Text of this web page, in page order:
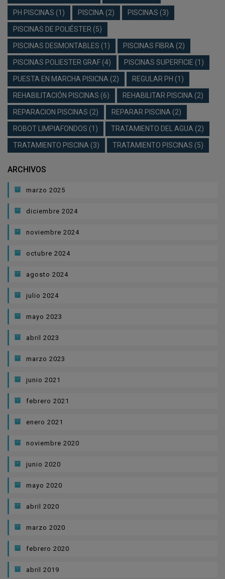
PH PISCINAS (1) PISCINA (2) PISCINAS (3)
PISCINAS DE POLIÉSTER (5)
PISCINAS DESMONTABLES (1) PISCINAS FIBRA (2)
PISCINAS POLIESTER GRAF (4) PISCINAS SUPERFICIE (1)
PUESTA EN MARCHA PISICNA (2) REGULAR PH (1)
REHABILITACIÓN PISCINAS (6) REHABILITAR PISCINA (2)
REPARACION PISCINAS (2) REPARAR PISCINA (2)
ROBOT LIMPIAFONDOS (1) TRATAMIENTO DEL AGUA (2)
TRATAMIENTO PISCINA (3) TRATAMIENTO PISCINAS (5)
ARCHIVOS
marzo 2025
diciembre 2024
noviembre 2024
octubre 2024
agosto 2024
julio 2024
mayo 2023
abril 2023
marzo 2023
junio 2021
febrero 2021
enero 2021
noviembre 2020
junio 2020
mayo 2020
abril 2020
marzo 2020
febrero 2020
abril 2019